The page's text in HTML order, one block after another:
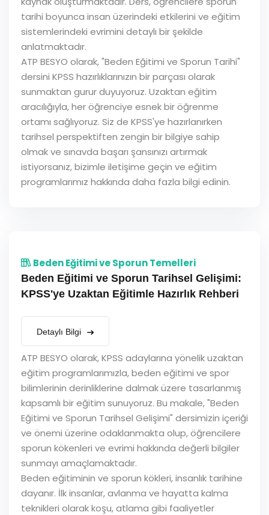
tarihi boyunca insan üzerindeki etkilerini ve eğitim
sistemlerindeki evrimini detaylı bir şekilde
anlatmaktadır.
ATP BESYO olarak, "Beden Eğitimi ve Sporun Tarihi"
dersini KPSS hazırlıklarınızın bir parçası olarak
sunmaktan gurur duyuyoruz. Uzaktan eğitim
aracılığıyla, her öğrenciye esnek bir öğrenme
ortamı sağlıyoruz. Siz de KPSS'ye hazırlanırken
tarihsel perspektiften zengin bir bilgiye sahip
olmak ve sınavda başarı şansınızı artırmak
istiyorsanız, bizimle iletişime geçin ve eğitim
programlarımız hakkında daha fazla bilgi edinin.
Beden Eğitimi ve Sporun Temelleri
Beden Eğitimi ve Sporun Tarihsel Gelişimi:
KPSS'ye Uzaktan Eğitimle Hazırlık Rehberi
Detaylı Bilgi
ATP BESYO olarak, KPSS adaylarına yönelik uzaktan
eğitim programlarımızla, beden eğitimi ve spor
bilimlerinin derinliklerine dalmak üzere tasarlanmış
kapsamlı bir eğitim sunuyoruz. Bu makale, "Beden
Eğitimi ve Sporun Tarihsel Gelişimi" dersimizin içeriği
ve önemi üzerine odaklanmakta olup, öğrencilere
sporun kökenleri ve evrimi hakkında değerli bilgiler
sunmayı amaçlamaktadır.
Beden eğitiminin ve sporun kökleri, insanlık tarihine
dayanır. İlk insanlar, avlanma ve hayatta kalma
teknikleri olarak koşu, atlama gibi faaliyetler